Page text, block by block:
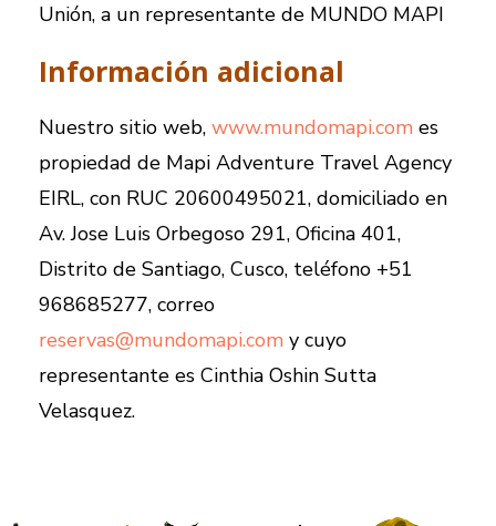
Unión, a un representante de MUNDO MAPI
Información adicional
Nuestro sitio web, www.mundomapi.com es
propiedad de Mapi Adventure Travel Agency
EIRL, con RUC 20600495021, domiciliado en
Av. Jose Luis Orbegoso 291, Oficina 401,
Distrito de Santiago, Cusco, teléfono +51
968685277, correo
reservas@mundomapi.com y cuyo
representante es Cinthia Oshin Sutta
Velasquez.